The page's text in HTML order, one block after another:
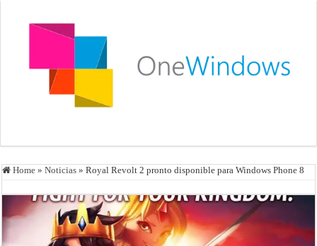
Home » Noticias » Royal Revolt 2 pronto disponible para Windows Phone 8